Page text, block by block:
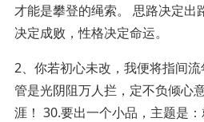
才能是攀登的绳索。 思路决定出
决定成败，性格决定命运。
2、你若初心未改，我便将指间流
管是光阴阻万人拦，定不负倾心
涯！ 30.要出一个小品，主题是